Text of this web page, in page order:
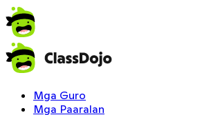
Mga Guro
Mga Paaralan